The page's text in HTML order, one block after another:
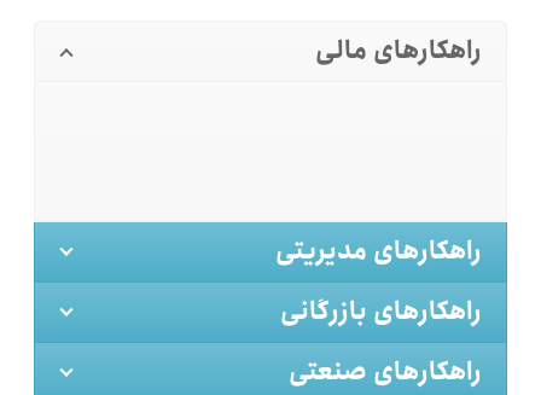
راهکارهای مالی
راهکارهای مدیریتی
راهکارهای بازرگانی
راهکارهای صنعتی